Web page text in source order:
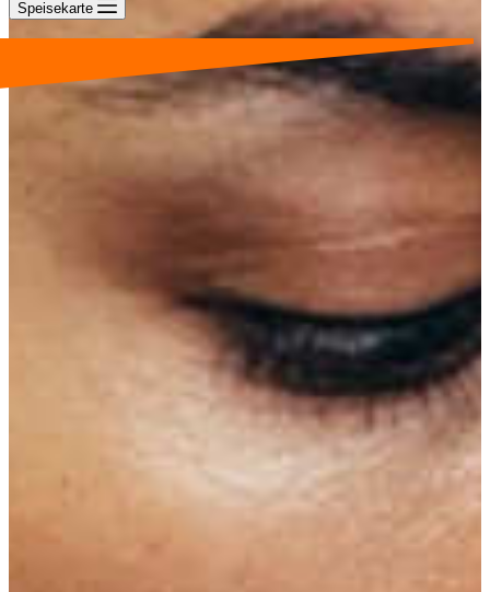
Speisekarte